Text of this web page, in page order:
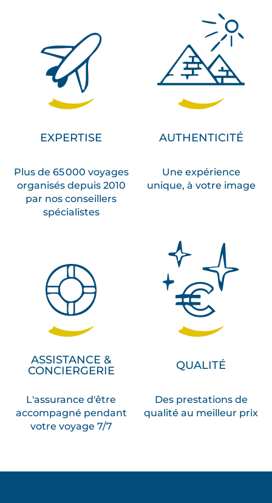
EXPERTISE
Plus de 65 000 voyages
organisés depuis 2010
par nos conseillers
spécialistes
AUTHENTICITÉ
Une expérience
unique, à votre image
ASSISTANCE &
CONCIERGERIE
L'assurance d'être
accompagné pendant
votre voyage 7/7
QUALITÉ
Des prestations de
qualité au meilleur prix